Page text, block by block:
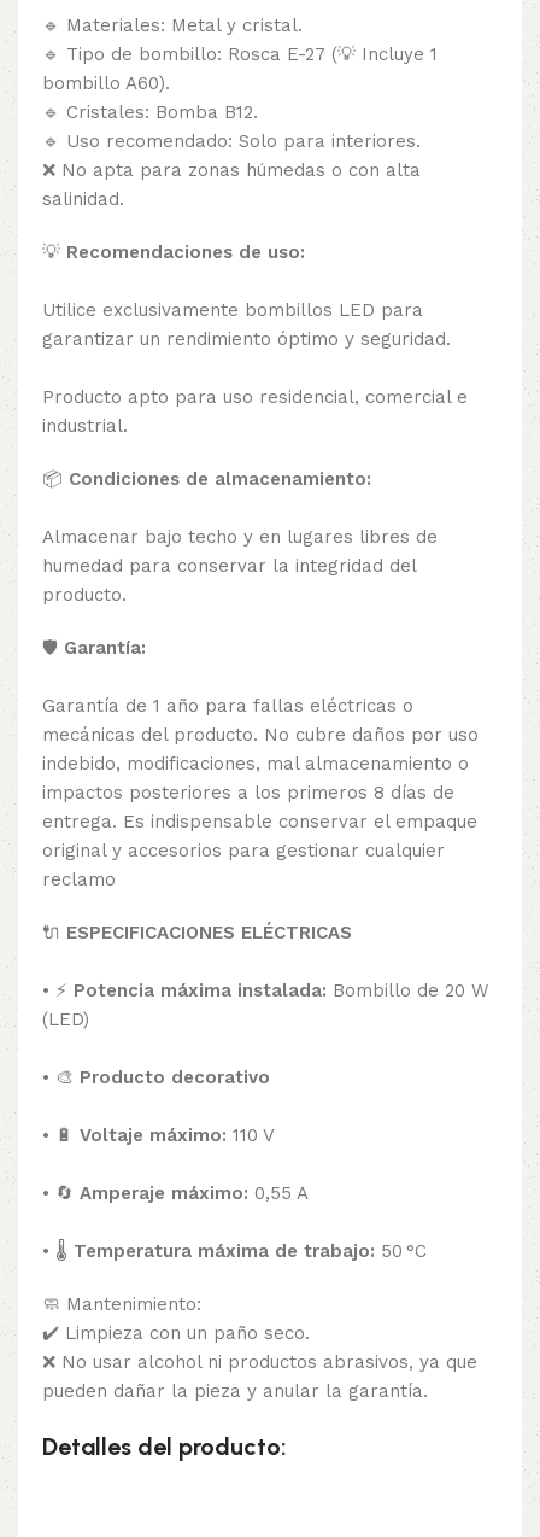
🔹 Materiales: Metal y cristal.
🔹 Tipo de bombillo: Rosca E-27 (💡 Incluye 1
bombillo A60).
🔹 Cristales: Bomba B12.
🔹 Uso recomendado: Solo para interiores.
❌ No apta para zonas húmedas o con alta
salinidad.
💡 Recomendaciones de uso:
Utilice exclusivamente bombillos LED para
garantizar un rendimiento óptimo y seguridad.
Producto apto para uso residencial, comercial e
industrial.
📦 Condiciones de almacenamiento:
Almacenar bajo techo y en lugares libres de
humedad para conservar la integridad del
producto.
🛡️ Garantía:
Garantía de 1 año para fallas eléctricas o
mecánicas del producto. No cubre daños por uso
indebido, modificaciones, mal almacenamiento o
impactos posteriores a los primeros 8 días de
entrega. Es indispensable conservar el empaque
original y accesorios para gestionar cualquier
reclamo
🔌 ESPECIFICACIONES ELÉCTRICAS
• ⚡ Potencia máxima instalada: Bombillo de 20 W
(LED)
• 🎨 Producto decorativo
• 🔋 Voltaje máximo: 110 V
• 🔄 Amperaje máximo: 0,55 A
• 🌡️ Temperatura máxima de trabajo: 50 °C
🧼 Mantenimiento:
✔️ Limpieza con un paño seco.
❌ No usar alcohol ni productos abrasivos, ya que
pueden dañar la pieza y anular la garantía.
Detalles del producto: